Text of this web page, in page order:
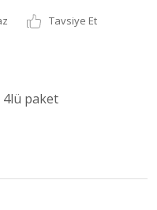
Tavsiye Et
4lü paket